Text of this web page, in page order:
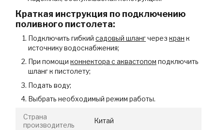
Краткая инструкция по подключению
поливного пистолета:
Подключить гибкий садовый шлангчерез кран к
источнику водоснабжения;
При помощи коннектора с аквастопом подключить
шланг к пистолету;
Подать воду;
Выбрать необходимый режим работы.
Страна
производитель
Китай